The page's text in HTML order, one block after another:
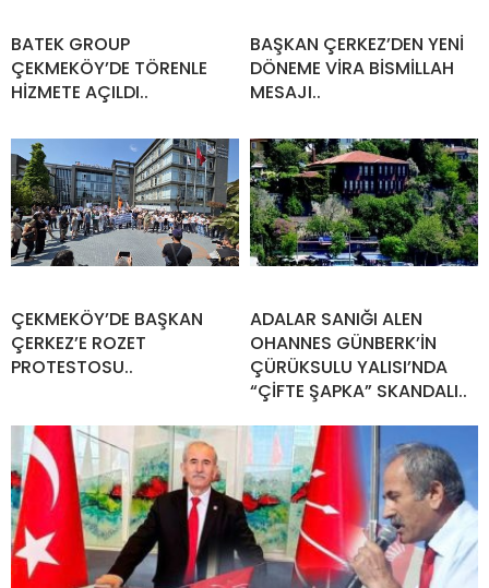
BATEK GROUP
ÇEKMEKÖY’DE TÖRENLE
HİZMETE AÇILDI..
BAŞKAN ÇERKEZ’DEN YENİ
DÖNEME VİRA BİSMİLLAH
MESAJI..
ÇEKMEKÖY’DE BAŞKAN
ÇERKEZ’E ROZET
PROTESTOSU..
ADALAR SANIĞI ALEN
OHANNES GÜNBERK’İN
ÇÜRÜKSULU YALISI’NDA
“ÇİFTE ŞAPKA” SKANDALI..